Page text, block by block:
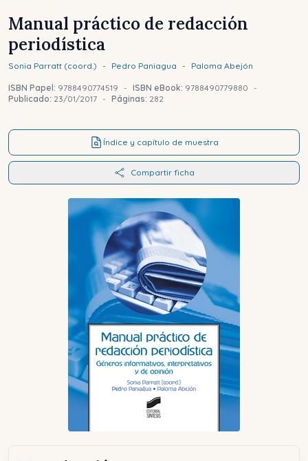
Manual práctico de redacción
periodística
Sonia Parratt (coord.) - Pedro Paniagua - Paloma Abejón
ISBN Papel: 9788490774519 - ISBN eBook: 9788490779880
-
Publicado: 23/01/2017 - Páginas: 282
Índice y capítulo de muestra
Compartir ficha